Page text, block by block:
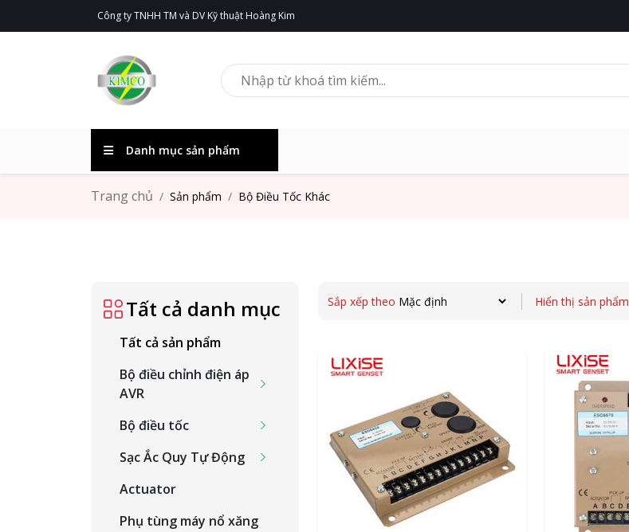
Công ty TNHH TM và DV Kỹ thuật Hoàng Kim
Danh mục sản phẩm
Trang chủ Sản phẩm Bộ Điều Tốc Khác
Tất cả danh mục
Tất cả sản phẩm
Bộ điều chỉnh điện áp
AVR
Bộ điều tốc
Sạc Ắc Quy Tự Động
Actuator
Phụ tùng máy nổ xăng
Sắp xếp theo Hiển thị sản phẩm